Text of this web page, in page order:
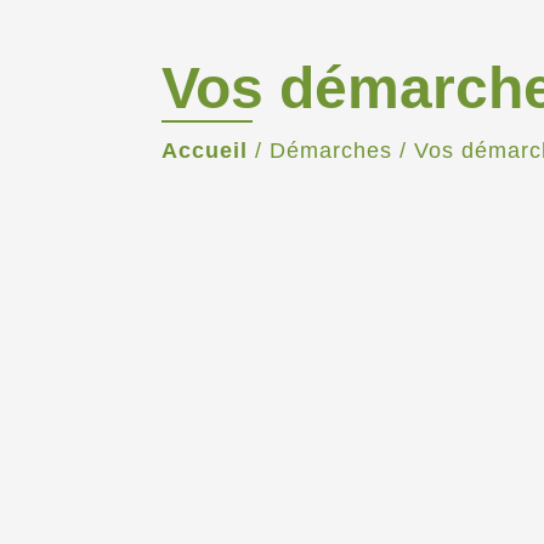
Vos
Accueil / Démarches / Vos